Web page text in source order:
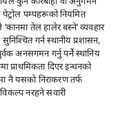
पम्पहरूको नियमित
तेल हालेर बस्ने’ व्यवहार
गर्न स्थानीय प्रशासन,
अनसगमन गर्नु पर्ने स्थानिय
प्राथमिकता दिएर इन्धनको
नै यसकाे निराकरण तर्फ
नरहने सवारी